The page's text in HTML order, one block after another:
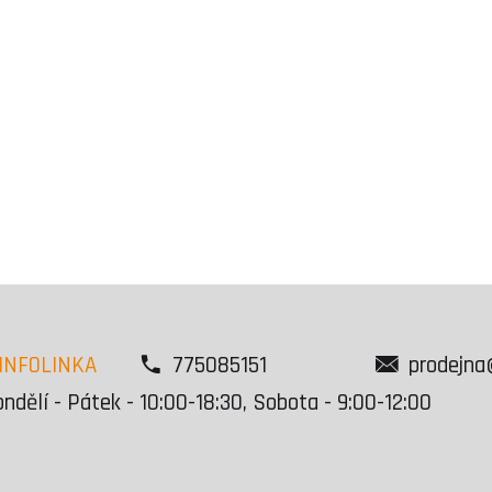
775085151
- Pátek - 10:00-18:30, Sobota - 9:00-12:00